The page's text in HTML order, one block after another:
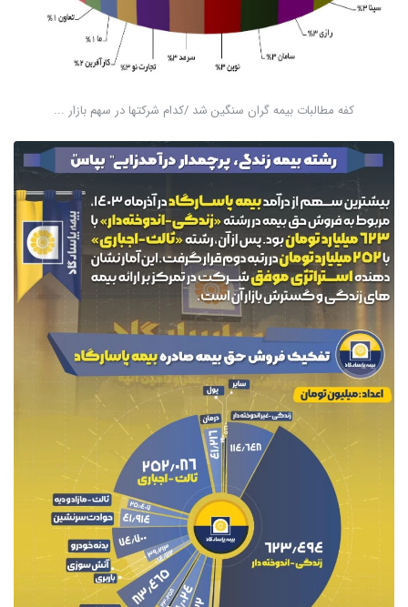
کفه مطالبات بیمه گران سنگین شد /کدام شرکتها در سهم بازار ...